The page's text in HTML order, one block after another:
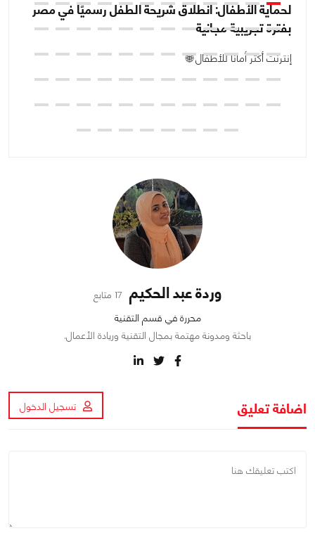
لحماية الأطفال: انطلاق شريحة الطفل رسميًا في مصر
بفترة تجريبية مجانية
إنترنت أكثر أمانًا للأطفال 🌐
وردة عبد الحكيم 17 متابع
محررة في قسم التقنية
باحثة ومدونة مهتمة بمجال التقنية وريادة الأعمال.
اضافة تعليق تسجيل الدخول